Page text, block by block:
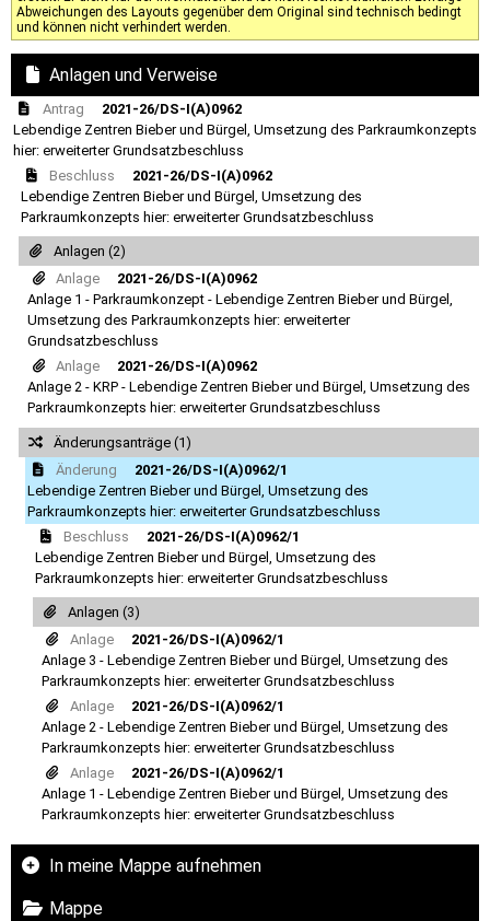
Abweichungen des Layouts gegenüber dem Original sind technisch bedingt
und können nicht verhindert werden.
Anlagen und Verweise
Antrag
2021-26/DS-I(A)0962
Lebendige Zentren Bieber und Bürgel, Umsetzung des Parkraumkonzepts
hier: erweiterter Grundsatzbeschluss
Beschluss
2021-26/DS-I(A)0962
Lebendige Zentren Bieber und Bürgel, Umsetzung des
Parkraumkonzepts hier: erweiterter Grundsatzbeschluss
Anlagen (2)
Anlage
2021-26/DS-I(A)0962
Anlage 1 - Parkraumkonzept - Lebendige Zentren Bieber und Bürgel,
Umsetzung des Parkraumkonzepts hier: erweiterter
Grundsatzbeschluss
Anlage
2021-26/DS-I(A)0962
Anlage 2 - KRP - Lebendige Zentren Bieber und Bürgel, Umsetzung des
Parkraumkonzepts hier: erweiterter Grundsatzbeschluss
Änderungsanträge (1)
Änderung
2021-26/DS-I(A)0962/1
Lebendige Zentren Bieber und Bürgel, Umsetzung des
Parkraumkonzepts hier: erweiterter Grundsatzbeschluss
Beschluss
2021-26/DS-I(A)0962/1
Lebendige Zentren Bieber und Bürgel, Umsetzung des
Parkraumkonzepts hier: erweiterter Grundsatzbeschluss
Anlagen (3)
Anlage
2021-26/DS-I(A)0962/1
Anlage 3 - Lebendige Zentren Bieber und Bürgel, Umsetzung des
Parkraumkonzepts hier: erweiterter Grundsatzbeschluss
Anlage
2021-26/DS-I(A)0962/1
Anlage 2 - Lebendige Zentren Bieber und Bürgel, Umsetzung des
Parkraumkonzepts hier: erweiterter Grundsatzbeschluss
Anlage
2021-26/DS-I(A)0962/1
Anlage 1 - Lebendige Zentren Bieber und Bürgel, Umsetzung des
Parkraumkonzepts hier: erweiterter Grundsatzbeschluss
In meine Mappe aufnehmen
Mappe